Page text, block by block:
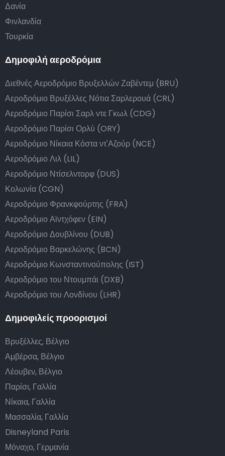
Δανία
Φινλανδία
Τουρκία
Δημοφιλή αεροδρόμια
Διεθνές Αεροδρόμιο Βρυξελλών Ζαβέντεμ (BRU)
Αεροδρόμιο Βρυξέλλες Νότια Σαρλερουά (CRL)
Αεροδρόμιο Παρίσι Σαρλ ντε Γκωλ (CDG)
Αεροδρόμιο Παρίσι Ορλύ (ORY)
Αεροδρόμιο Νίκαια Κόστα ντ'Αζούρ (NCE)
Αεροδρόμιο Λιλ (LIL)
Αεροδρόμιο Ντίσελντορφ (DUS)
Κολωνία (CGN)
Αεροδρόμιο Φρανκφούρτης (FRA)
Αεροδρόμιο Αϊντχόφεν (EIN)
Αεροδρόμιο Δουβλίνου (DUB)
Αεροδρόμιο Βαρκελώνης (BCN)
Αεροδρόμιο Κωνσταντινούπολης (IST)
Αεροδρόμιο του Ντουμπάι (DXB)
Αεροδρόμιο του Λονδίνου (LHR)
Δημοφιλείς προορισμοί
Βρυξέλλες, Βέλγιο
Αμβέρσα, Βέλγιο
Λέουβεν, Βέλγιο
Παρίσι, Γαλλία
Νίκαια, Γαλλία
Μασσαλία, Γαλλία
Disneyland Paris
Μόναχο, Γερμανία